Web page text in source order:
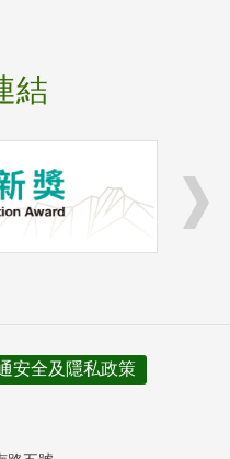
結
安全及隱私政策